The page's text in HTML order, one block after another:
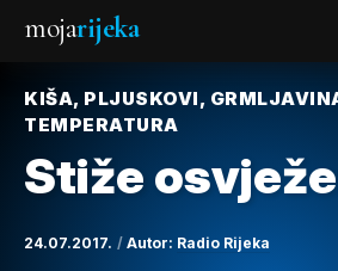
mojarijeka
KIŠA, PLJUSKOVI,
TEMPERATURA
Stiže
24.07.2017. Autor: Radio Rijeka